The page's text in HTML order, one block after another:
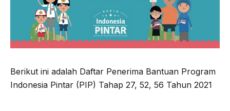
Berikut ini adalah Daftar Penerima Bantuan Program
Indonesia Pintar (PIP) Tahap 27, 52, 56 Tahun 2021